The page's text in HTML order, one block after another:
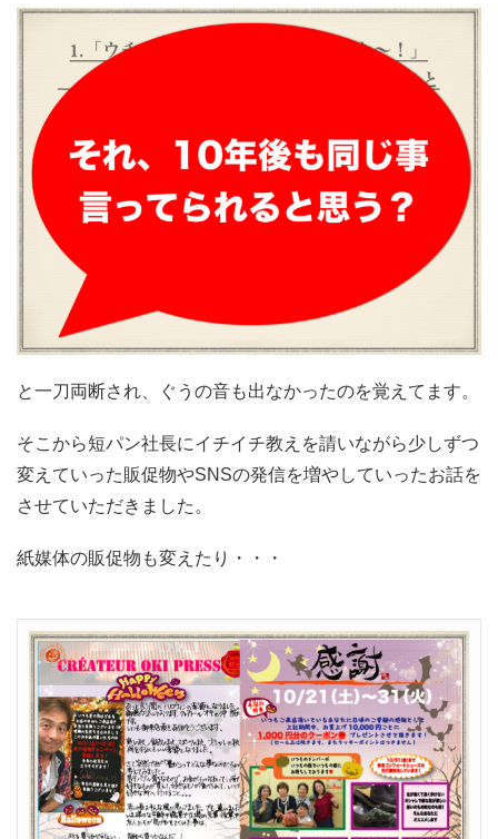
と一刀両断され、ぐうの音も出なかったのを覚えてます。
そこから短パン社長にイチイチ教えを請いながら少しずつ
変えていった販促物やSNSの発信を増やしていったお話を
させていただきました。
紙媒体の販促物も変えたり・・・